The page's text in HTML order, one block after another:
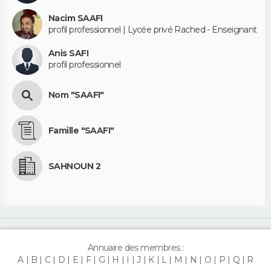
Nacim SAAFI
profil professionnel | Lycée privé Rached - Enseignant
Anis SAFI
profil professionnel
Nom "SAAFI"
Famille "SAAFI"
SAHNOUN 2
Annuaire des membres :
A
B C D E F G H I J K L M N O P Q R